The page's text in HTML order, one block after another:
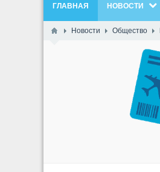
ГЛАВНАЯ НОВОСТИ
Новости Общество